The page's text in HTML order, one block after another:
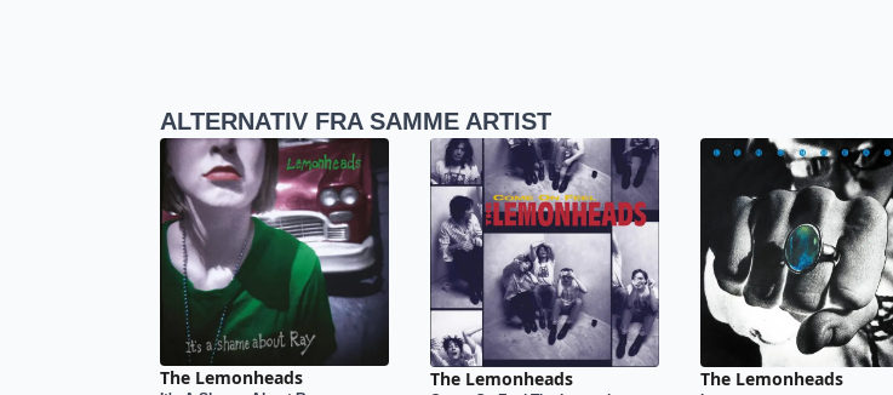
ALTERNATIV FRA SAMME ARTIST
The Lemonheads The Lemonheads The Lemonheads